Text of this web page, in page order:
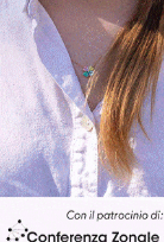
Prefettura:
il 112”
Articolo precedente